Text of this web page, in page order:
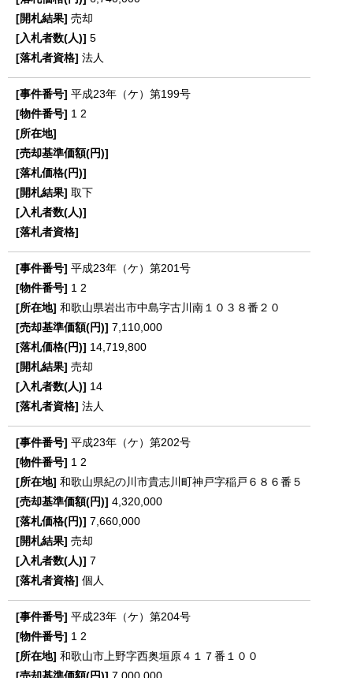
売却
5
法人
平成23年（ケ）第199号
1 2
取下
平成23年（ケ）第201号
1 2
和歌山県岩出市中島字古川南１０３８番２０
7,110,000
14,719,800
売却
14
法人
平成23年（ケ）第202号
1 2
和歌山県紀の川市貴志川町神戸字稲戸６８６番５
4,320,000
7,660,000
売却
7
個人
平成23年（ケ）第204号
1 2
和歌山市上野字西奥垣原４１７番１００